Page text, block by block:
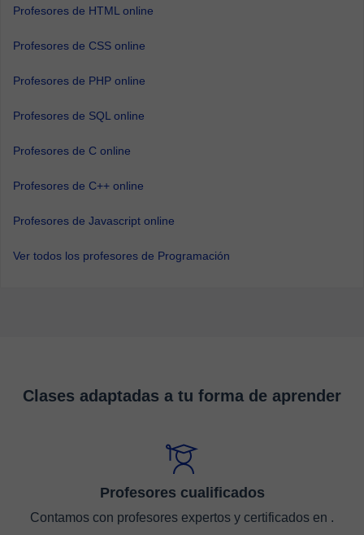
Profesores de HTML online
Profesores de CSS online
Profesores de PHP online
Profesores de SQL online
Profesores de C online
Profesores de C++ online
Profesores de Javascript online
Ver todos los profesores de Programación
Clases adaptadas a tu forma de aprender
Profesores cualificados
Contamos con profesores expertos y certificados en .